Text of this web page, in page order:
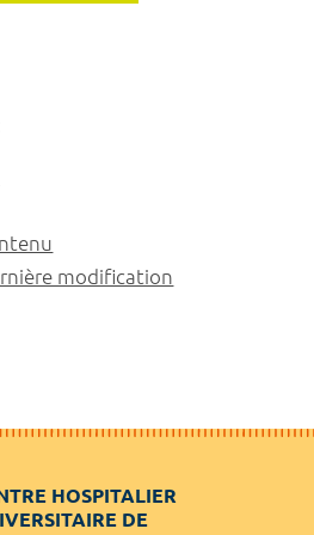
modification
HOSPITALIER
DE